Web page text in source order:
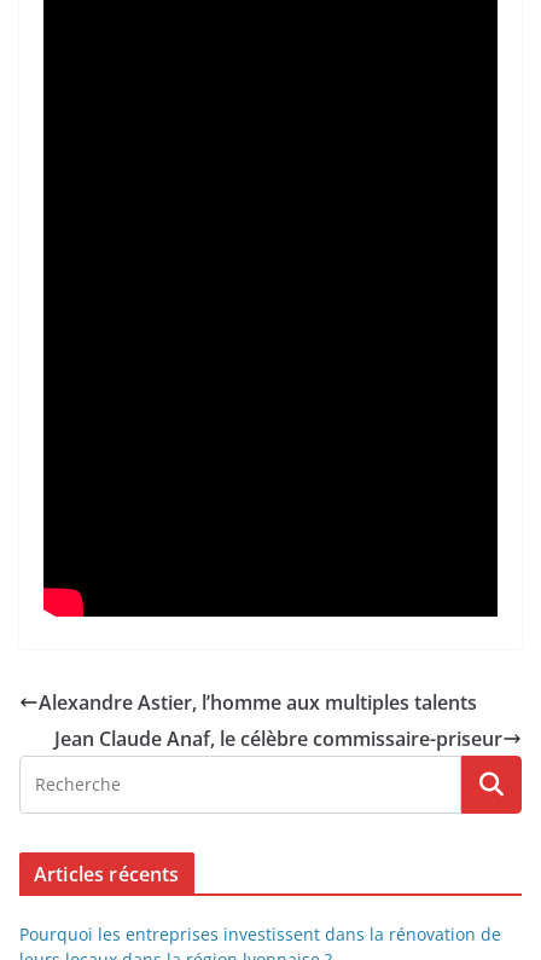
Alexandre Astier, l’homme aux multiples talents
Jean Claude Anaf, le célèbre commissaire-priseur
Articles récents
Pourquoi les entreprises investissent dans la rénovation de